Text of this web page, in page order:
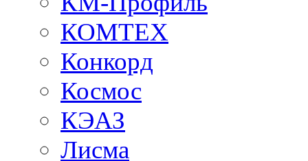
КОМТЕХ
Конкорд
Космос
КЭАЗ
Лисма